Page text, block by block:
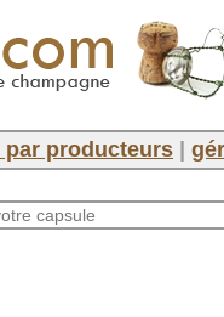
par producteurs